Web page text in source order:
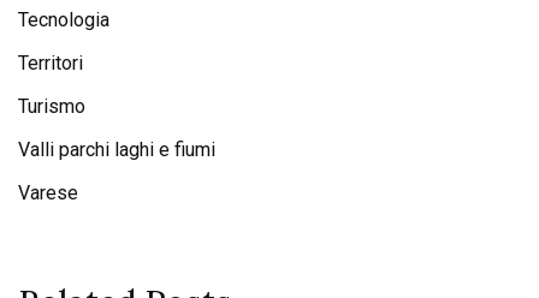
Tecnologia
Territori
Turismo
Valli parchi laghi e fiumi
Varese